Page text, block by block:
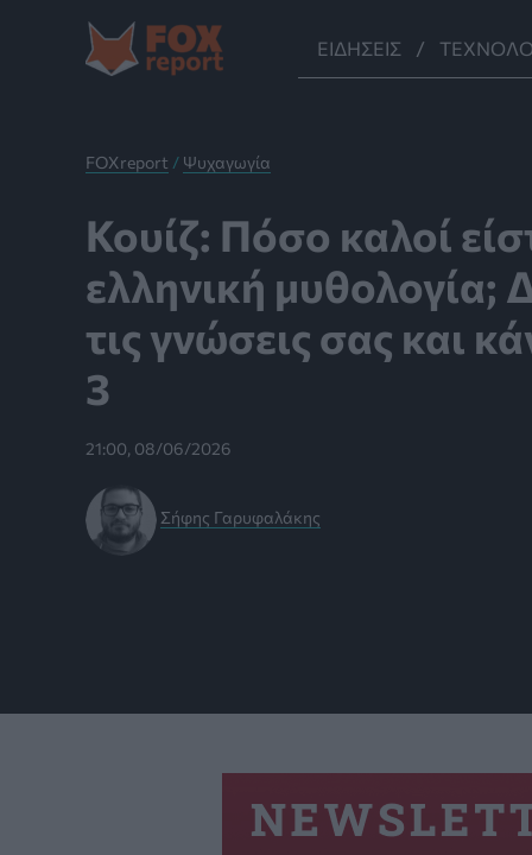
Μετάβαση
περιεχόμενο
ΕΙΔΉΣΕΙΣ
FOXreport / Ψυχαγωγία
Κουίζ: Πόσο καλοί
ελληνική μυθολογία;
τις γνώσεις σας και
3
21:00, 08/06/2026
Σήφης Γαρυφαλάκης